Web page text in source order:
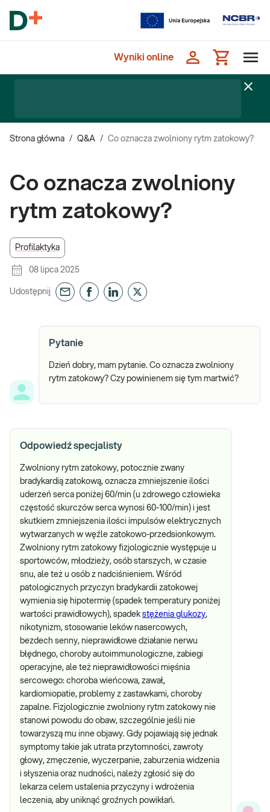
Wyniki online
Strona główna / Q&A / Co oznacza zwolniony rytm zatokowy?
Co oznacza zwolniony
rytm zatokowy?
Profilaktyka
08 lipca 2025
Udostępnij
Pytanie
Dzień dobry, mam pytanie. Co oznacza zwolniony
rytm zatokowy? Czy powinienem się tym martwić?
Odpowiedź specjalisty
Zwolniony rytm zatokowy, potocznie zwany
bradykardią zatokową, oznacza zmniejszenie ilości
uderzeń serca poniżej 60/min (u zdrowego człowieka
częstość skurczów serca wynosi 60-100/min) i jest
skutkiem zmniejszenia ilości impulsów elektrycznych
wytwarzanych w węźle zatokowo-przedsionkowym.
Zwolniony rytm zatokowy fizjologicznie występuje u
sportowców, młodzieży, osób starszych, w czasie
snu, ale też u osób z nadciśnieniem. Wśród
patologicznych przyczyn bradykardii zatokowej
wymienia się hipotermię (spadek temperatury poniżej
wartości prawidłowych), spadek stężenia glukozy,
nikotynizm, stosowanie leków nasercowych,
bezdech senny, nieprawidłowe działanie nerwu
błędnego, choroby autoimmunologiczne, zabiegi
operacyjne, ale też nieprawidłowości mięśnia
sercowego: choroba wieńcowa, zawał,
kardiomiopatie, problemy z zastawkami, choroby
zapalne. Fizjologicznie zwolniony rytm zatokowy nie
stanowi powodu do obaw, szczególnie jeśli nie
towarzyszą mu inne objawy. Gdy pojawiają się jednak
symptomy takie jak utrata przytomności, zawroty
głowy, zmęczenie, wyczerpanie, zaburzenia widzenia
i słyszenia oraz nudności, należy zgłosić się do
lekarza celem ustalenia przyczyny i wdrożenia
leczenia, aby uniknąć groźnych powikłań.